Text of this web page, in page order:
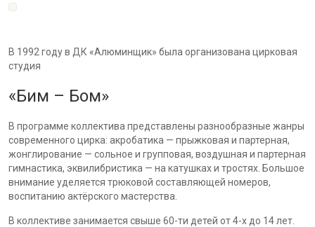
В 1992 году в ДК «Алюминщик» была организована цирковая
студия
«Бим – Бом»
В программе коллектива представлены разнообразные жанры
современного цирка: акробатика — прыжковая и партерная,
жонглирование — сольное и групповая, воздушная и партерная
гимнастика, эквилибристика — на катушках и тростях. Большое
внимание уделяется трюковой составляющей номеров,
воспитанию актёрского мастерства.
В коллективе занимается свыше 60-ти детей от 4-х до 14 лет.